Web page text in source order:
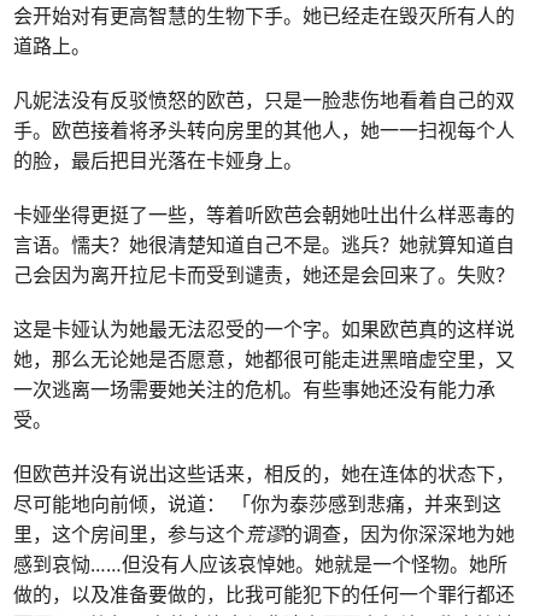
会开始对有更高智慧的生物下手。她已经走在毁灭所有人的
道路上。
凡妮法没有反驳愤怒的欧芭，只是一脸悲伤地看着自己的双
手。欧芭接着将矛头转向房里的其他人，她一一扫视每个人
的脸，最后把目光落在卡娅身上。
卡娅坐得更挺了一些，等着听欧芭会朝她吐出什么样恶毒的
言语。懦夫？她很清楚知道自己不是。逃兵？她就算知道自
己会因为离开拉尼卡而受到谴责，她还是会回来了。失败？
这是卡娅认为她最无法忍受的一个字。如果欧芭真的这样说
她，那么无论她是否愿意，她都很可能走进黑暗虚空里，又
一次逃离一场需要她关注的危机。有些事她还没有能力承
受。
但欧芭并没有说出这些话来，相反的，她在连体的状态下，
尽可能地向前倾，说道： 「你为泰莎感到悲痛，并来到这
里，这个房间里，参与这个荒谬的调查，因为你深深地为她
感到哀恸……但没有人应该哀悼她。她就是一个怪物。她所
做的，以及准备要做的，比我可能犯下的任何一个罪行都还